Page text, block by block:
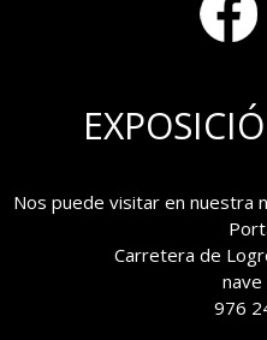
Nos puede visitar en nuestra
Carretera de
976